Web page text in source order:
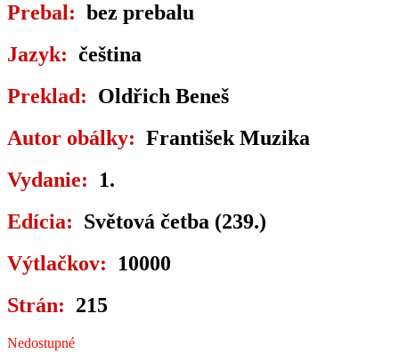
Prebal: bez prebalu
Jazyk: čeština
Preklad: Oldřich Beneš
Autor obálky: František Muzika
Vydanie: 1.
Edícia: Světová četba (239.)
Výtlačkov: 10000
Strán: 215
Nedostupné